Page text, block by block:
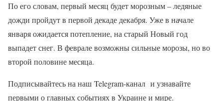
По его словам, первый месяц будет морозным – ледяные
дожди пройдут в первой декаде декабря. Уже в начале
января ожидается потепление, на старый Новый год
выпадет снег. В феврале возможны сильные морозы, но во
второй половине месяца.
Подписывайтесь на наш Telegram-канал и узнавайте
первыми о главных событиях в Украине и мире.